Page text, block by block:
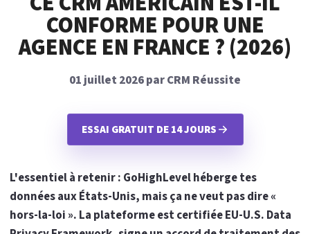
CONFORME POUR UNE
AGENCE EN FRANCE ? (2026)
01 juillet 2026 par CRM Réussite
ESSAI GRATUIT DE 14 JOURS
L'essentiel à retenir : GoHighLevel héberge tes
données aux États-Unis, mais ça ne veut pas dire «
hors-la-loi ». La plateforme est certifiée EU-U.S. Data